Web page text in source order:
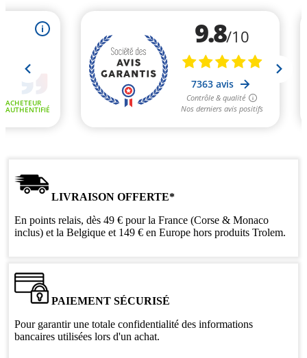
LIVRAISON OFFERTE*
En points relais, dès 49 € pour la France (Corse & Monaco
inclus) et la Belgique et 149 € en Europe hors produits Trolem.
PAIEMENT SÉCURISÉ
Pour garantir une totale confidentialité des informations
bancaires utilisées lors d'un achat.